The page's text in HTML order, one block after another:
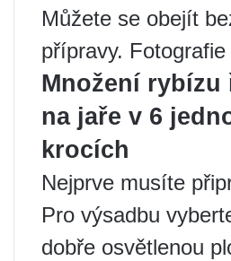
Můžete se obejít
přípravy. Fotografie
Množení rybízu
na jaře v 6
krocích
Nejprve musíte
Pro výsadbu
dobře osvětlenou